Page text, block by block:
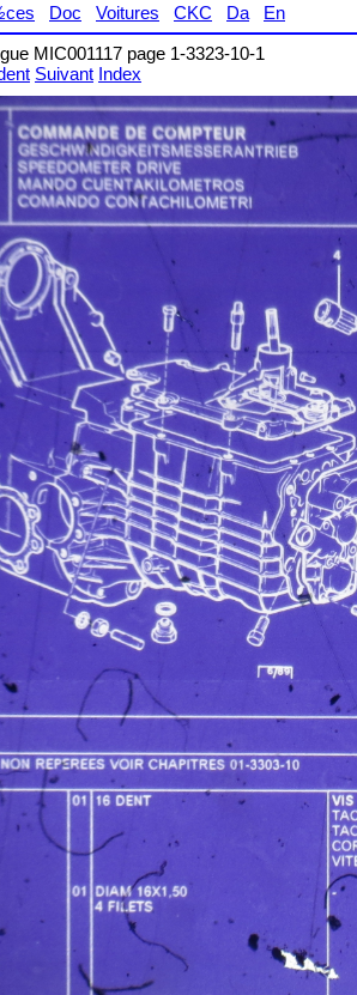
Doc Voitures CKC Da
En
MIC001117 page 1-3323-10-1
Suivant Index